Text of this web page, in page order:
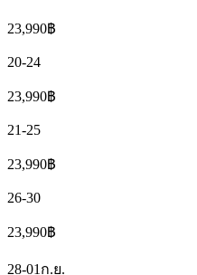
23,990฿
20-24
23,990฿
21-25
23,990฿
26-30
23,990฿
28-01 ก.ย.